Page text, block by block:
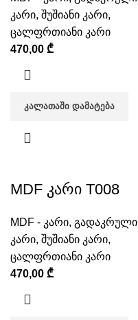
კარი, შუშიანი კარი,
ცალფრთიანი კარი
470,00 ₾
ᲙᲐᲚᲐᲗᲐᲨᲘ ᲓᲐᲛᲐᲢᲔᲑᲐ
MDF კარი T008
MDF - კარი, გადაკრული
კარი, შუშიანი კარი,
ცალფრთიანი კარი
470,00 ₾